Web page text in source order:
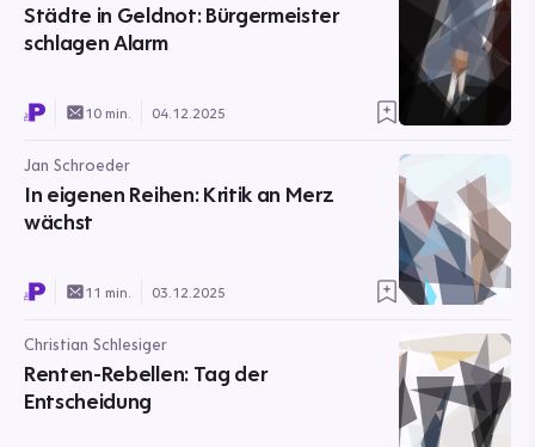
Städte in Geldnot: Bürgermeister
schlagen Alarm
10 min. 04.12.2025
Jan Schroeder
In eigenen Reihen: Kritik an Merz
wächst
11 min. 03.12.2025
Christian Schlesiger
Renten-Rebellen: Tag der
Entscheidung